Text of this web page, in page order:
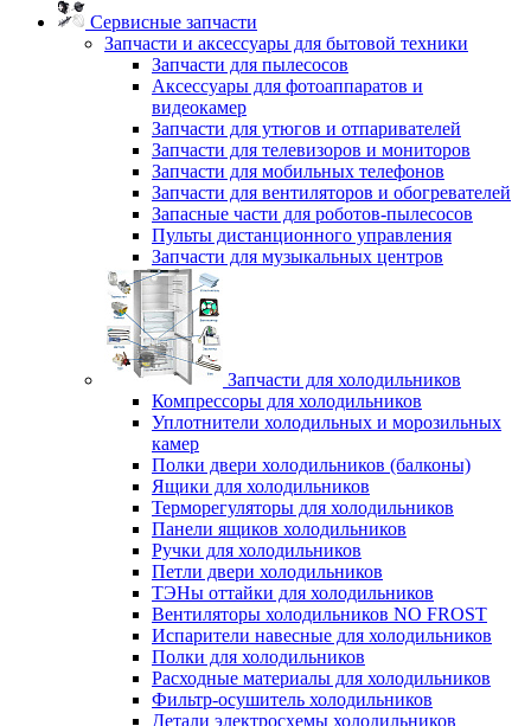
Сервисные запчасти
Запчасти и аксессуары для бытовой техники
Запчасти для пылесосов
Аксессуары для фотоаппаратов и
видеокамер
Запчасти для утюгов и отпаривателей
Запчасти для телевизоров и мониторов
Запчасти для мобильных телефонов
Запчасти для вентиляторов и обогревателей
Запасные части для роботов-пылесосов
Пульты дистанционного управления
Запчасти для музыкальных центров
Запчасти для холодильников
Компрессоры для холодильников
Уплотнители холодильных и морозильных
камер
Полки двери холодильников (балконы)
Ящики для холодильников
Терморегуляторы для холодильников
Панели ящиков холодильников
Ручки для холодильников
Петли двери холодильников
ТЭНы оттайки для холодильников
Вентиляторы холодильников NO FROST
Испарители навесные для холодильников
Полки для холодильников
Расходные материалы для холодильников
Фильтр-осушитель холодильников
Детали электросхемы холодильников